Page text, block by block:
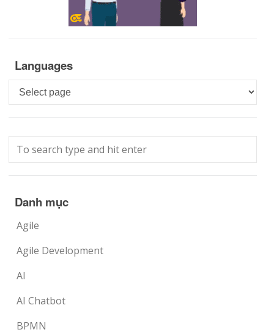
Languages
Languages
Danh mục
Agile
Agile Development
AI
AI Chatbot
BPMN